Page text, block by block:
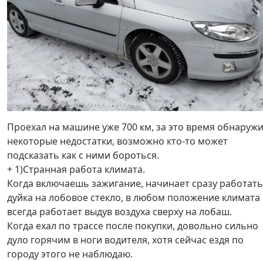
Проехал на машине уже 700 км, за это время
некоторые недостатки, возможно кто-то может
подсказать как с ними бороться.
+ 1)Странная работа климата.
Когда включаешь зажигание, начинает сразу работать
дуйка на лобовое стекло, в любом положение климата
всегда работает выдув воздуха сверху на лобаш.
Когда ехал по трассе после покупки, довольно сильно
дуло горячим в ноги водителя, хотя сейчас ездя по
городу этого не наблюдаю.